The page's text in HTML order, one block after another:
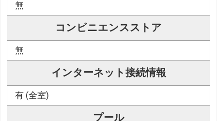
無
コンビニエンスストア
無
インターネット接続情報
有 (全室)
プール